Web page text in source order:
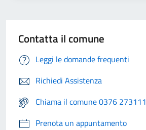
Contatta il comune
Leggi le domande frequenti
Richiedi Assistenza
Chiama il comune 0376 273111
Prenota un appuntamento